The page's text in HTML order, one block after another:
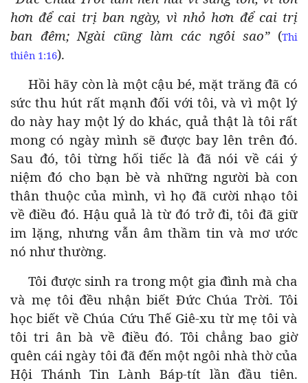
hơn để cai trị ban ngày, vì nhỏ hơn để cai trị
ban đêm; Ngài cũng làm các ngôi sao”(Thi
thiên 1:16).
Hồi hãy còn là một cậu bé, mặt trăng đã có
sức thu hút rất mạnh đối với tôi, và vì một lý
do này hay một lý do khác, quả thật là tôi rất
mong có ngày mình sẽ được bay lên trên đó.
Sau đó, tôi từng hối tiếc là đã nói về cái ý
niệm đó cho bạn bè và những người bà con
thân thuộc của mình, vì họ đã cười nhạo tôi
về điều đó. Hậu quả là từ đó trở đi, tôi đã giữ
im lặng, nhưng vẫn âm thầm tin và mơ ước
nó như thường.
Tôi được sinh ra trong một gia đình mà cha
và mẹ tôi đều nhận biết Đức Chúa Trời. Tôi
học biết về Chúa Cứu Thế Giê-xu từ mẹ tôi và
tôi tri ân bà về điều đó. Tôi chẳng bao giờ
quên cái ngày tôi đã đến một ngôi nhà thờ của
Hội Thánh Tin Lành Báp-tít lần đầu tiên.